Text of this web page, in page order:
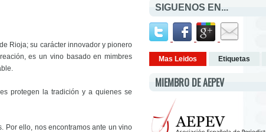
Rioja; su carácter innovador y pionero
es un vino basado en mimbres
protegen la tradición y a quienes se
Por ello, nos encontramos ante un vino
SIGUENOS EN...
Mas Leidos Etiquetas
MIEMBRO DE AEPEV